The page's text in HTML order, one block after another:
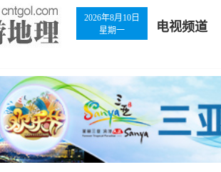
2026年8月10日
星期一
电视频道